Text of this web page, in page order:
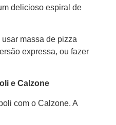
delicioso espiral de
massa de pizza
expressa, ou fazer
e Calzone
com o Calzone. A